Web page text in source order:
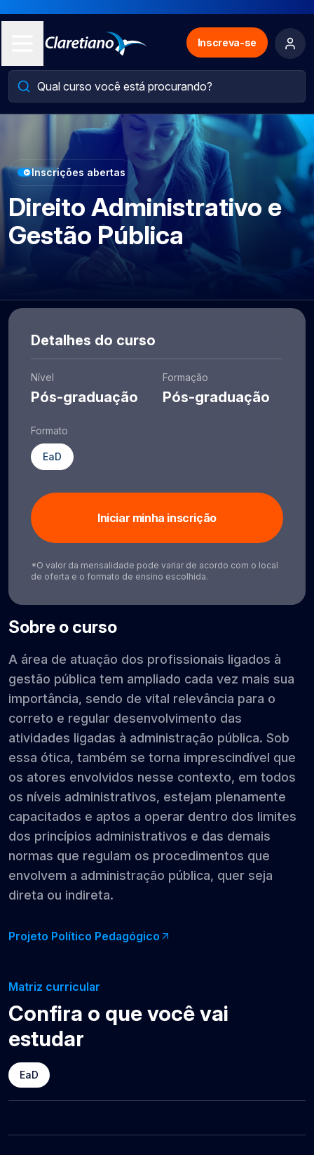
Inscreva-se
Inscrições abertas
Direito Administrativo e
Gestão Pública
Sobre o curso
A área de atuação dos profissionais ligados à
gestão pública tem ampliado cada vez mais sua
importância, sendo de vital relevância para o
correto e regular desenvolvimento das
atividades ligadas à administração pública. Sob
essa ótica, também se torna imprescindível que
os atores envolvidos nesse contexto, em todos
os níveis administrativos, estejam plenamente
capacitados e aptos a operar dentro dos limites
dos princípios administrativos e das demais
normas que regulam os procedimentos que
envolvem a administração pública, quer seja
direta ou indireta.
Projeto Político Pedagógico
Matriz curricular
Confira o que você vai
estudar
EaD
Detalhes do curso
Nível
Pós-graduação
Formação
Pós-graduação
Formato
EaD
Iniciar minha inscrição
*O valor da mensalidade pode variar de acordo com o local
de oferta e o formato de ensino escolhida.